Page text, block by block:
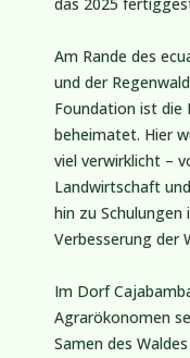
das 2025
Am Rande des
und der
Foundation ist die
beheimatet. Hier
viel verwirklicht –
Landwirtschaft
hin zu
Verbesserung der
Im Dorf
Agrarökonomen
Samen des